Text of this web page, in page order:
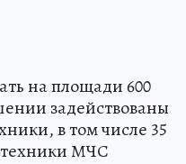
на площади 600
задействованы
в том числе 35
техники МЧС